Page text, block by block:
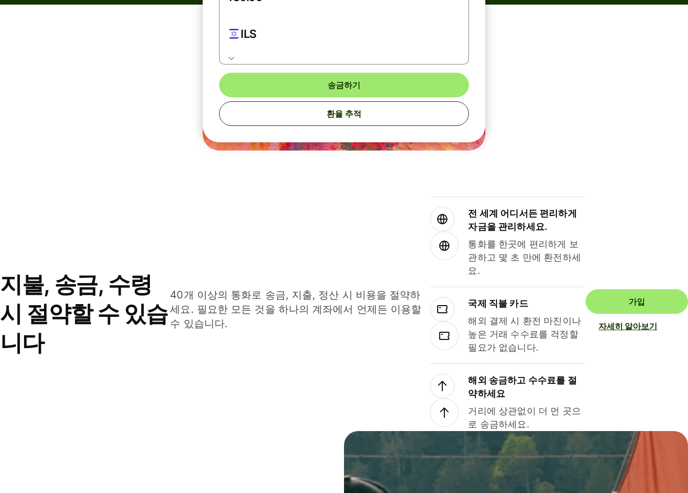
ILS
송금하기
환율 추적
지불, 송금, 수령
시 절약할 수 있습
니다
40개 이상의 통화로 송금, 지출, 정산 시 비용을 절약하
세요. 필요한 모든 것을 하나의 계좌에서 언제든 이용할
수 있습니다.
전 세계 어디서든 편리하게
자금을 관리하세요.
통화를 한곳에 편리하게 보
관하고 몇 초 만에 환전하세
요.
국제 직불 카드
해외 결제 시 환전 마진이나
높은 거래 수수료를 걱정할
필요가 없습니다.
해외 송금하고 수수료를 절
약하세요
거리에 상관없이 더 먼 곳으
로 송금하세요.
가입
자세히 알아보기